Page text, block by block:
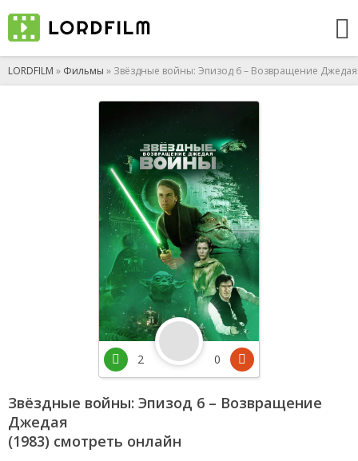
LORDFILM » Фильмы » Звёздные войны: Эпизод 6 – Возвращение Джедая
Звёздные войны: Эпизод 6 – Возвращение
Джедая
(1983) смотреть онлайн
2 0